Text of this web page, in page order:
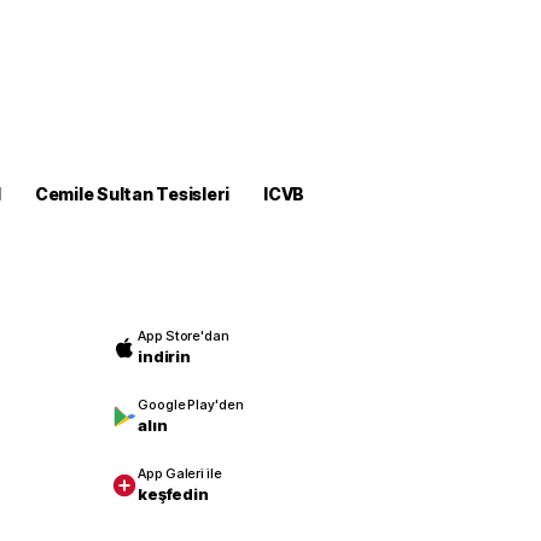
Cemile Sultan Tesisleri
ICVB
App Store'dan
indirin
Google Play'den
alın
App Galeri ile
keşfedin